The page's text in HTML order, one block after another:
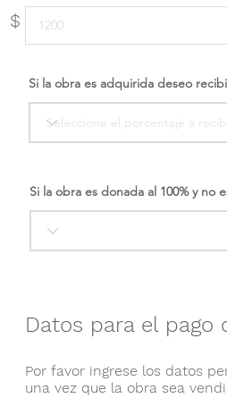
$
Si la obra es adquirida deseo
Si la obra es donada al 100% y no
Datos para el pago
Por favor ingrese los datos
una vez que la obra sea